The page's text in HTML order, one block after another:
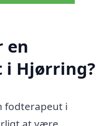
en
i Hjørring?
fodterapeut i